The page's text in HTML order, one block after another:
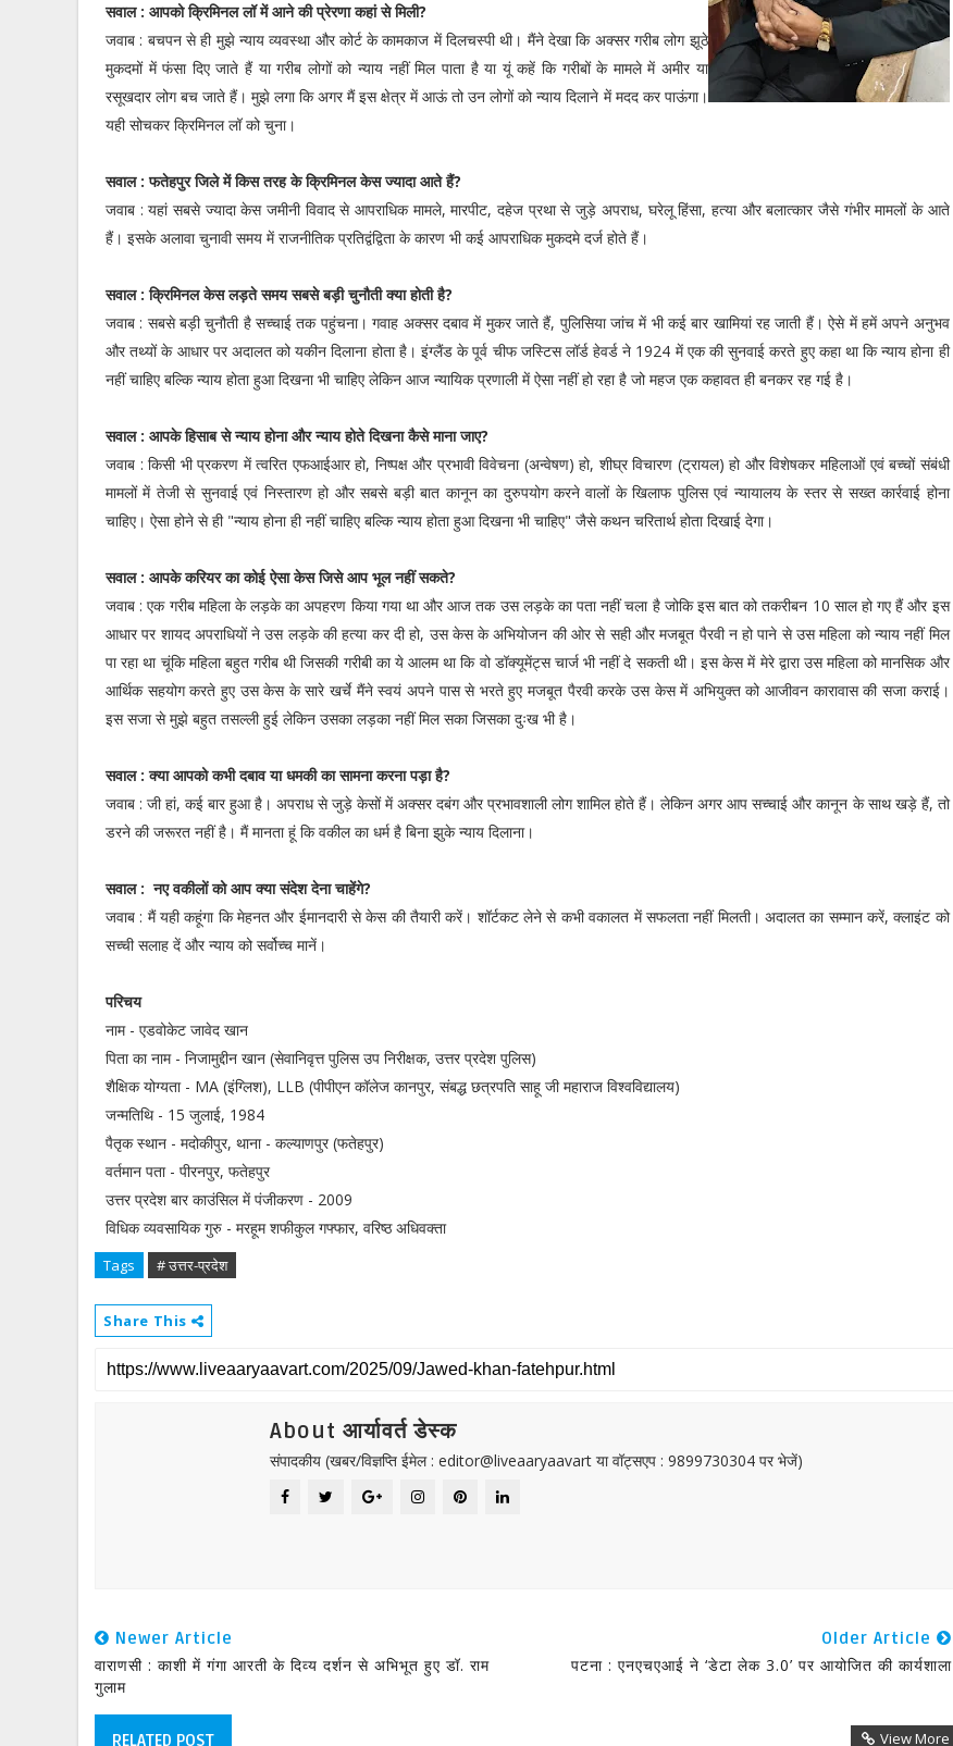
सवाल : आपको क्रिमिनल लॉ में आने की प्रेरणा कहां से मिली?
जवाब : बचपन से ही मुझे न्याय व्यवस्था और कोर्ट के कामकाज में दिलचस्पी थी। मैंने देखा कि अक्सर गरीब लोग झूठे
मुकदमों में फंसा दिए जाते हैं या गरीब लोगों को न्याय नहीं मिल पाता है या यूं कहें कि गरीबों के मामले में अमीर या
रसूखदार लोग बच जाते हैं। मुझे लगा कि अगर मैं इस क्षेत्र में आऊं तो उन लोगों को न्याय दिलाने में मदद कर पाऊंगा।
यही सोचकर क्रिमिनल लॉ को चुना।
सवाल : फतेहपुर जिले में किस तरह के क्रिमिनल केस ज्यादा आते हैं?
जवाब : यहां सबसे ज्यादा केस जमीनी विवाद से आपराधिक मामले, मारपीट, दहेज प्रथा से जुड़े अपराध, घरेलू हिंसा, हत्या और बलात्कार जैसे गंभीर मामलों के आते
हैं। इसके अलावा चुनावी समय में राजनीतिक प्रतिद्वंद्विता के कारण भी कई आपराधिक मुकदमे दर्ज होते हैं।
सवाल : क्रिमिनल केस लड़ते समय सबसे बड़ी चुनौती क्या होती है?
जवाब : सबसे बड़ी चुनौती है सच्चाई तक पहुंचना। गवाह अक्सर दबाव में मुकर जाते हैं, पुलिसिया जांच में भी कई बार खामियां रह जाती हैं। ऐसे में हमें अपने अनुभव
और तथ्यों के आधार पर अदालत को यकीन दिलाना होता है। इंग्लैंड के पूर्व चीफ जस्टिस लॉर्ड हेवर्ड ने 1924 में एक की सुनवाई करते हुए कहा था कि न्याय होना ही
नहीं चाहिए बल्कि न्याय होता हुआ दिखना भी चाहिए लेकिन आज न्यायिक प्रणाली में ऐसा नहीं हो रहा है जो महज एक कहावत ही बनकर रह गई है।
सवाल : आपके हिसाब से न्याय होना और न्याय होते दिखना कैसे माना जाए?
जवाब : किसी भी प्रकरण में त्वरित एफआईआर हो, निष्पक्ष और प्रभावी विवेचना (अन्वेषण) हो, शीघ्र विचारण (ट्रायल) हो और विशेषकर महिलाओं एवं बच्चों संबंधी
मामलों में तेजी से सुनवाई एवं निस्तारण हो और सबसे बड़ी बात कानून का दुरुपयोग करने वालों के खिलाफ पुलिस एवं न्यायालय के स्तर से सख्त कार्रवाई होना
चाहिए। ऐसा होने से ही "न्याय होना ही नहीं चाहिए बल्कि न्याय होता हुआ दिखना भी चाहिए" जैसे कथन चरितार्थ होता दिखाई देगा।
सवाल : आपके करियर का कोई ऐसा केस जिसे आप भूल नहीं सकते?
जवाब : एक गरीब महिला के लड़के का अपहरण किया गया था और आज तक उस लड़के का पता नहीं चला है जोकि इस बात को तकरीबन 10 साल हो गए हैं और इस
आधार पर शायद अपराधियों ने उस लड़के की हत्या कर दी हो, उस केस के अभियोजन की ओर से सही और मजबूत पैरवी न हो पाने से उस महिला को न्याय नहीं मिल
पा रहा था चूंकि महिला बहुत गरीब थी जिसकी गरीबी का ये आलम था कि वो डॉक्यूमेंट्स चार्ज भी नहीं दे सकती थी। इस केस में मेरे द्वारा उस महिला को मानसिक और
आर्थिक सहयोग करते हुए उस केस के सारे खर्चे मैंने स्वयं अपने पास से भरते हुए मजबूत पैरवी करके उस केस में अभियुक्त को आजीवन कारावास की सजा कराई।
इस सजा से मुझे बहुत तसल्ली हुई लेकिन उसका लड़का नहीं मिल सका जिसका दुःख भी है।
सवाल : क्या आपको कभी दबाव या धमकी का सामना करना पड़ा है?
जवाब : जी हां, कई बार हुआ है। अपराध से जुड़े केसों में अक्सर दबंग और प्रभावशाली लोग शामिल होते हैं। लेकिन अगर आप सच्चाई और कानून के साथ खड़े हैं, तो
डरने की जरूरत नहीं है। मैं मानता हूं कि वकील का धर्म है बिना झुके न्याय दिलाना।
सवाल : नए वकीलों को आप क्या संदेश देना चाहेंगे?
जवाब : मैं यही कहूंगा कि मेहनत और ईमानदारी से केस की तैयारी करें। शॉर्टकट लेने से कभी वकालत में सफलता नहीं मिलती। अदालत का सम्मान करें, क्लाइंट को
सच्ची सलाह दें और न्याय को सर्वोच्च मानें।
परिचय
नाम - एडवोकेट जावेद खान
पिता का नाम - निजामुद्दीन खान (सेवानिवृत्त पुलिस उप निरीक्षक, उत्तर प्रदेश पुलिस)
शैक्षिक योग्यता - MA (इंग्लिश), LLB (पीपीएन कॉलेज कानपुर, संबद्ध छत्रपति साहू जी महाराज विश्वविद्यालय)
जन्मतिथि - 15 जुलाई, 1984
पैतृक स्थान - मदोकीपुर, थाना - कल्याणपुर (फतेहपुर)
वर्तमान पता - पीरनपुर, फतेहपुर
उत्तर प्रदेश बार काउंसिल में पंजीकरण - 2009
विधिक व्यवसायिक गुरु - मरहूम शफीकुल गफ्फार, वरिष्ठ अधिवक्ता
Tags # उत्तर-प्रदेश
Share This
About आर्यावर्त डेस्क
संपादकीय (खबर/विज्ञप्ति ईमेल : editor@liveaaryaavart या वॉट्सएप : 9899730304 पर भेजें)
Newer Article
वाराणसी : काशी में गंगा आरती के दिव्य दर्शन से अभिभूत हुए डॉ. राम
गुलाम
Older Article
पटना : एनएचएआई ने ‘डेटा लेक 3.0’ पर आयोजित की कार्यशाला
RELATED POST View More